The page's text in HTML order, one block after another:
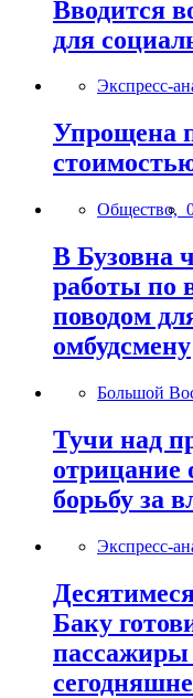
Вводится
для
Экспресс-
Упрощена
Общество,
В Бузовна
работы по
поводом
омбудсмену
Большой
Тучи над
отрицание
борьбу за
Экспресс-
Баку
пассажиры